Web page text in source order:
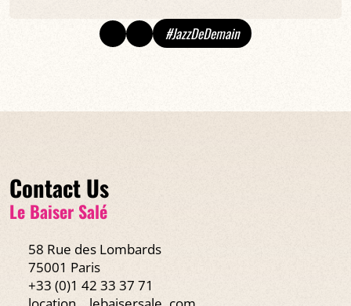
#JazzDeDemain
Contact Us
Le Baiser Salé
58 Rue des Lombards
75001 Paris
+33 (0)1 42 33 37 71